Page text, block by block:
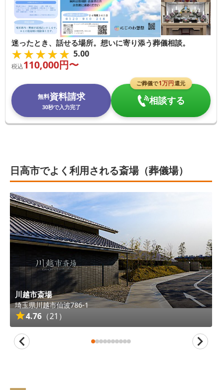
迷ったとき、話せる場所。想いに寄り添う葬儀相談。
★★★★★
★★★★★ 5.00
税込110,000円〜
無料資料請求
30秒で入力完了
ご葬儀で1万円還元
相談する
日高市でよく利用される斎場（葬儀場）
川越市斎場
埼玉県川越市仙波786-1
4.76 （21 ）